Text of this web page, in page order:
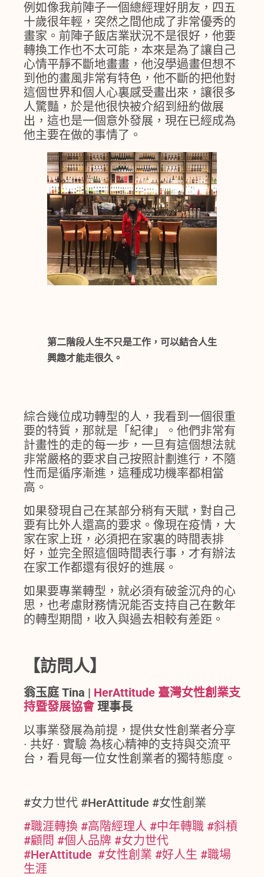
例如像我前陣子一個總經理好朋友，四五
十歲很年輕，突然之間他成了非常優秀的
畫家。前陣子飯店業狀況不是很好，他要
轉換工作也不太可能，本來是為了讓自己
心情平靜不斷地畫畫，他沒學過畫但想不
到他的畫風非常有特色，他不斷的把他對
這個世界和個人心裏感受畫出來，讓很多
人驚豔，於是他很快被介紹到紐約做展
出，這也是一個意外發展，現在已經成為
他主要在做的事情了。
第二階段人生不只是工作，可以結合人生
興趣才能走很久。
綜合幾位成功轉型的人，我看到一個很重
要的特質，那就是「紀律」。他們非常有
計畫性的走的每一步，一旦有這個想法就
非常嚴格的要求自己按照計劃進行，不隨
性而是循序漸進，這種成功機率都相當
高。
如果發現自己在某部分稍有天賦，對自己
要有比外人還高的要求。像現在疫情，大
家在家上班，必須把在家裏的時間表排
好，並完全照這個時間表行事，才有辦法
在家工作都還有很好的進展。
如果要專業轉型，就必須有破釜沉舟的心
思，也考慮財務情況能否支持自己在數年
的轉型期間，收入與過去相較有差距。
【訪問人】
翁玉庭 Tina | HerAttitude 臺灣女性創業支
持暨發展協會理事長
以事業發展為前提，提供女性創業者分享
∙ 共好 ∙ 實驗 為核心精神的支持與交流平
台，看見每一位女性創業者的獨特態度。
#女力世代 #HerAttitude #女性創業
#職涯轉換 #高階經理人 #中年轉職 #斜槓
#顧問 #個人品牌 #女力世代
#HerAttitude #女性創業 #好人生 #職場
生涯